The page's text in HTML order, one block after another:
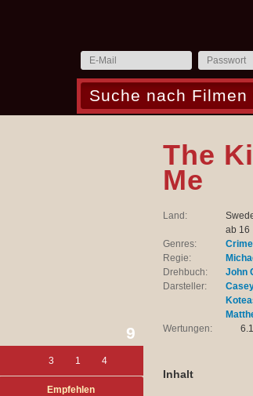
9
3 1 4
Empfehlen
The
Me
Land:
ab 16
Genres:
Crime
Regie:
Drehbuch:
John
Darsteller:
Wertungen:
6.1
Inhalt